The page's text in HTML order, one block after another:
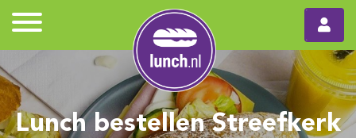
Lunch bestellen Streefkerk